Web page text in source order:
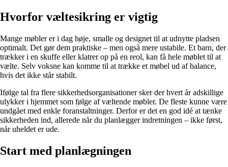
Hvorfor væltesikring er vigtig
Mange møbler er i dag høje, smalle og designet til at udnytte pladsen
optimalt. Det gør dem praktiske – men også mere ustabile. Et barn, der
trækker i en skuffe eller klatrer op på en reol, kan få hele møblet til at
vælte. Selv voksne kan komme til at trække et møbel ud af balance,
hvis det ikke står stabilt.
Ifølge tal fra flere sikkerhedsorganisationer sker der hvert år adskillige
ulykker i hjemmet som følge af væltende møbler. De fleste kunne være
undgået med enkle foranstaltninger. Derfor er det en god idé at tænke
sikkerheden ind, allerede når du planlægger indretningen – ikke først,
når uheldet er ude.
Start med planlægningen